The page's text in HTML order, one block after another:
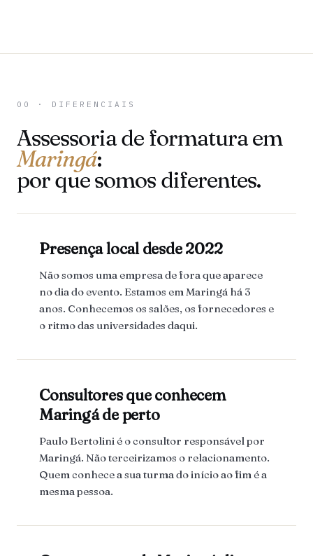
00 · DIFERENCIAIS
Assessoria de formatura em
Maringá:
por que somos diferentes.
Presença local desde 2022
Não somos uma empresa de fora que aparece
no dia do evento. Estamos em Maringá há 3
anos. Conhecemos os salões, os fornecedores e
o ritmo das universidades daqui.
Consultores que conhecem
Maringá de perto
Paulo Bertolini é o consultor responsável por
Maringá. Não terceirizamos o relacionamento.
Quem conhece a sua turma do início ao fim é a
mesma pessoa.